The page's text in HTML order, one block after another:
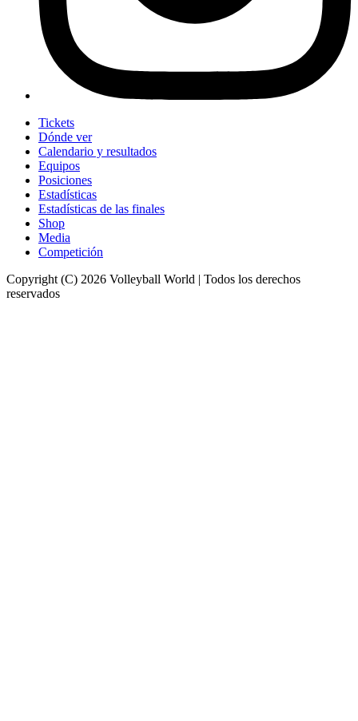
Tickets
Dónde ver
Calendario y resultados
Equipos
Posiciones
Estadísticas
Estadísticas de las finales
Shop
Media
Competición
Copyright (C) 2026 Volleyball World | Todos los derechos
reservados